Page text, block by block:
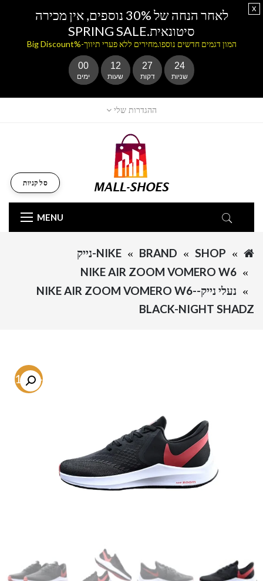
ההגדרות שלי
MENU
סל קניות
SHOP
BRAND
NIKE-נייק
NIKE AIR ZOOM VOMERO W6
נעלי נייק-NIKE AIR ZOOM VOMERO W6-
BLACK-NIGHT SHADZ
-51.1%
לאחר הנחה של 30% נוספים, אין מכירה
סיטונאית.SPRING SALE
המון דגמים חדשים נוספו.מחירים ללא פערי תיווך-%Big Discount
00
ימים
12
שעות
27
דקות
24
שניות
x